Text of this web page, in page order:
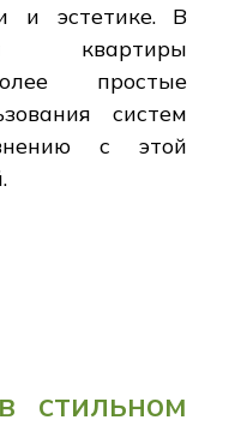
и эстетике. В
квартиры
простые
систем
с этой
стильном